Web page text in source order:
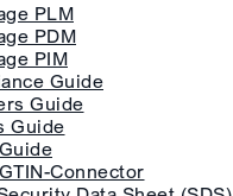
PLM
PDM
PIM
Guide
Guide
Guide
Connector